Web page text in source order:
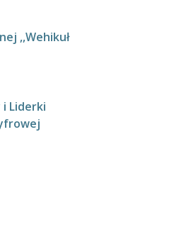
,,Wehikuł
Liderki